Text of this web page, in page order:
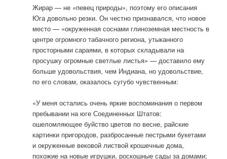
Жирар — не «певец природы», поэтому его описания
Юга довольно резки. Он честно признавался, что новое
место — «окруженная соснами глиноземная местность в
центре огромного табачного региона, утыканного
просторными сараями, в которых складывали на
просушку огромные светлые листья» — доставило ему
больше удовольствия, чем Индиана, но удовольствие,
по его словам, оказалось сугубо чувственным:
«У меня остались очень яркие воспоминания о первом
пребывании на юге Соединенных Штатов:
ошеломляющее буйство цветов по весне, райские
картинки пригородов, разбросанные пестрыми букетами
и окруженные вековой листвой крошечные дома,
похожие на новые игрушки, роскошные сады за домами;